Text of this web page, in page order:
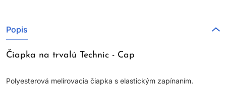
Popis
Čiapka na trvalú Technic - Cap
Polyesterová melírovacia čiapka s elastickým zapínaním.